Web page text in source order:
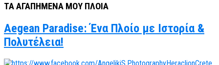
ΤΑ ΑΓΑΠΗΜΕΝΑ ΜΟΥ ΠΛΟΙΑ
Aegean Paradise: Ένα Πλοίο με Ιστορία &
Πολυτέλεια!